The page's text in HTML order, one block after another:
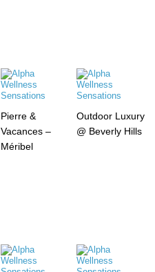
Pierre &
Vacances –
Méribel
Outdoor Luxury
@ Beverly Hills